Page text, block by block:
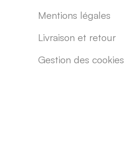
Mentions légales
Livraison et retour
Gestion des cookies